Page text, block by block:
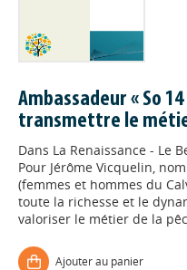
Ambassadeur « So
transmettre le
Dans La Renaissance - Le
Pour Jérôme Vicquelin,
(femmes et hommes du
toute la richesse et le
valoriser le métier de la
Ajouter au panier